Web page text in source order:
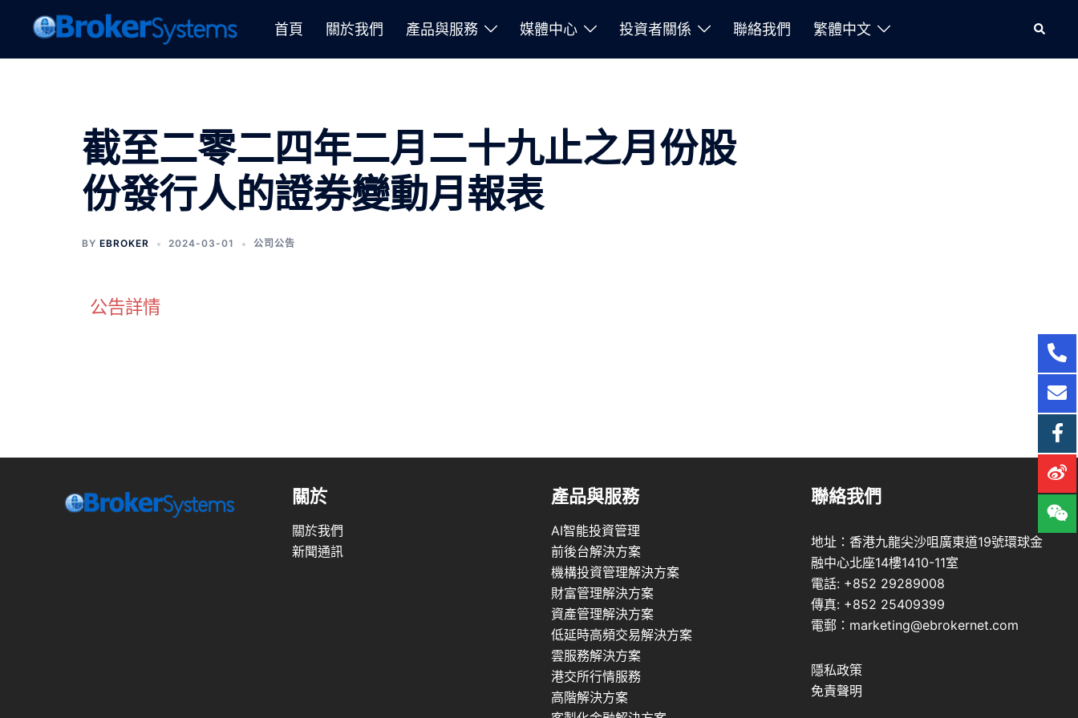
首頁 關於我們 產品與服務 媒體中心 投資者關係 聯絡我們 繁體中文
截至二零二四年二月二十九止之月份股
份發行人的證券變動月報表
BY EBROKER 2024-03-01 公司公告
公告詳情
關於
關於我們
新聞通訊
產品與服務
AI智能投資管理
前後台解決方案
機構投資管理解決方案
財富管理解決方案
資產管理解決方案
低延時高頻交易解決方案
雲服務解決方案
港交所行情服務
高階解決方案
聯絡我們
地址：香港九龍尖沙咀廣東道19號環球金
融中心北座14樓1410-11室
電話: +852 29289008
傳真: +852 25409399
電郵：marketing@ebrokernet.com
隱私政策
免責聲明